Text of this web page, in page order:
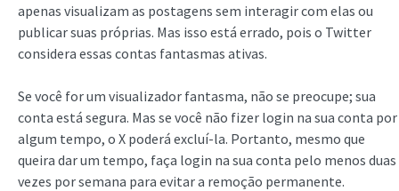
apenas visualizam as postagens sem interagir com elas ou
publicar suas próprias. Mas isso está errado, pois o Twitter
considera essas contas fantasmas ativas.
Se você for um visualizador fantasma, não se preocupe; sua
conta está segura. Mas se você não fizer login na sua conta por
algum tempo, o X poderá excluí-la. Portanto, mesmo que
queira dar um tempo, faça login na sua conta pelo menos duas
vezes por semana para evitar a remoção permanente.